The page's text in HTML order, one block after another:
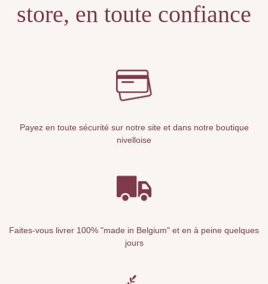
store, en toute confiance
Payez en toute sécurité sur notre site et dans notre boutique
nivelloise
Faites-vous livrer 100% "made in Belgium" et en à peine quelques
jours